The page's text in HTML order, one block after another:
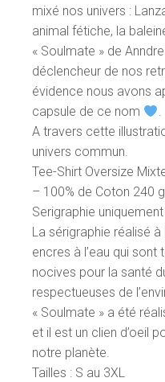
mixé nos univers :
animal fétiche, la
« Soulmate » de
déclencheur de nos
évidence nous avons
capsule de ce nom
.
A travers cette
univers commun.
Tee-Shirt Oversize
– 100% de Coton 240
Serigraphie
La sérigraphie réalisé
encres à l’eau qui
nocives pour la santé
respectueuses de
« Soulmate » a été
et il est un clien d’oeil
notre planète.
Tailles : S au 3XL